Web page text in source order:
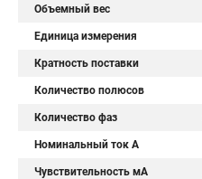
Объемный вес
Единица измерения
Кратность поставки
Количество полюсов
Количество фаз
Номинальный ток A
Чувствительность мА